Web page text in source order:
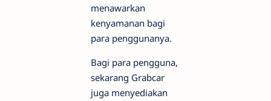
menawarkan
kenyamanan bagi
para penggunanya.
Bagi para pengguna,
sekarang Grabcar
juga menyediakan